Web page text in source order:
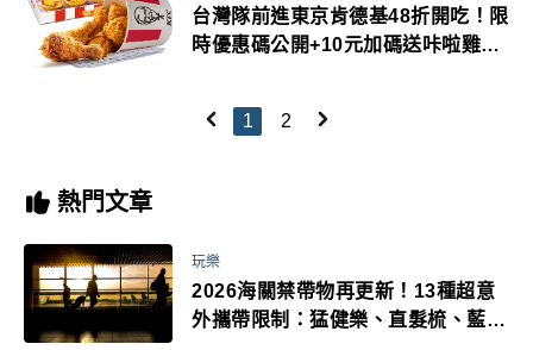
台灣隊前進東京肯德基48折開吃！限
時優惠碼公開+10元加碼送咔啦雞腿
1 2
熱門文章
玩樂
2026海關禁帶物再更新！13種超意
外攜帶限制：猛健樂、直髮梳、藍牙